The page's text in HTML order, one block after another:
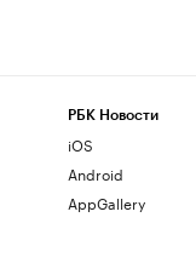
РБК Новости
iOS
Android
AppGallery